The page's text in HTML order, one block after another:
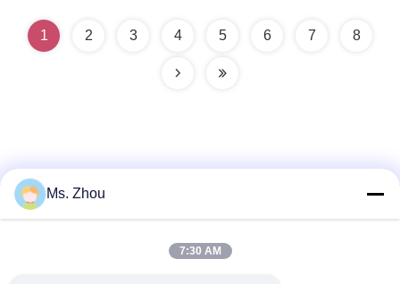
1 2 3 4 5 6 7 8
Ms. Zhou
7:30 AM